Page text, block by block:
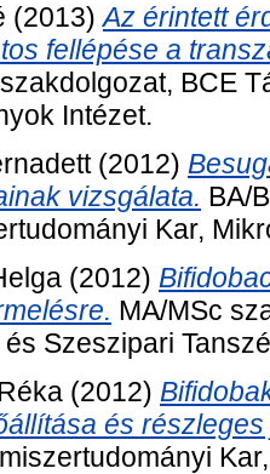
(2013)Az érintett
fellépése a
BCE
Intézet.
(2012)
vizsgálata. BA/
Kar,
(2012)
MA/MSc
és Szeszipari
(2012)
és